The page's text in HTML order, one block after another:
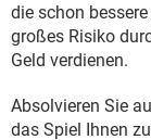
die schon
großes Risiko
Geld verdienen.
Absolvieren Sie
das Spiel Ihnen